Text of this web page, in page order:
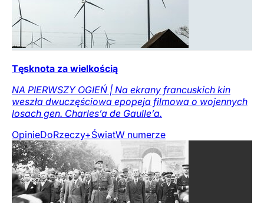
Tęsknota za wielkością
NA PIERWSZY OGIEŃ | Na ekrany francuskich kin
weszła dwuczęściowa epopeja filmowa o wojennych
losach gen. Charles’a de Gaulle’a.
OpinieDoRzeczy+ŚwiatW numerze